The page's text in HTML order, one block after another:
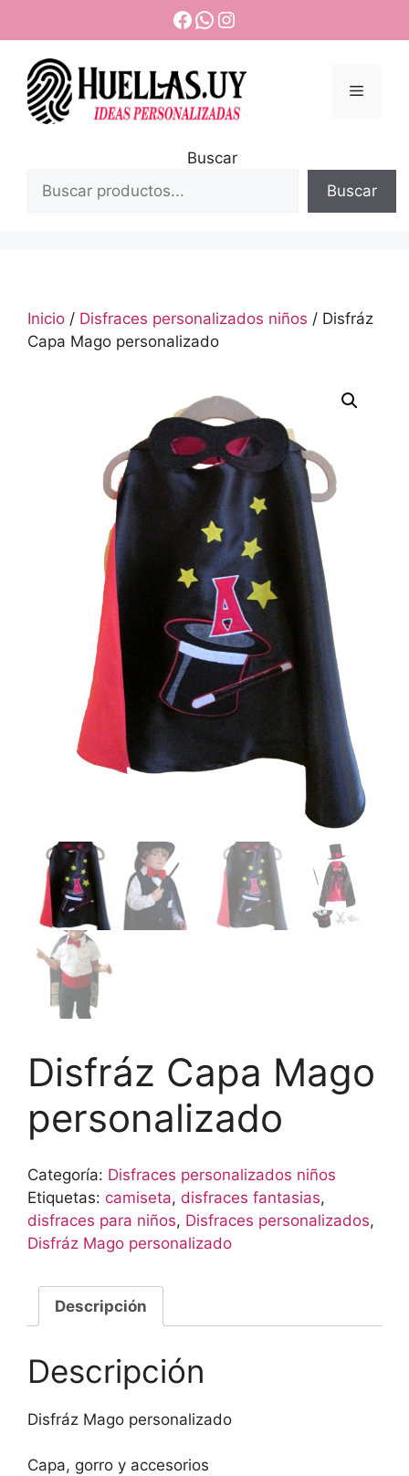
contenido
Facebook
WhatsApp
Instagram
Menú
Buscar
Buscar
Inicio / Disfraces personalizados niños / Disfráz
Capa Mago personalizado
Disfráz Capa Mago
personalizado
Categoría: Disfraces personalizados niños
Etiquetas: camiseta, disfraces fantasias,
disfraces para niños, Disfraces personalizados,
Disfráz Mago personalizado
Descripción
Descripción
Disfráz Mago personalizado
Capa, gorro y accesorios